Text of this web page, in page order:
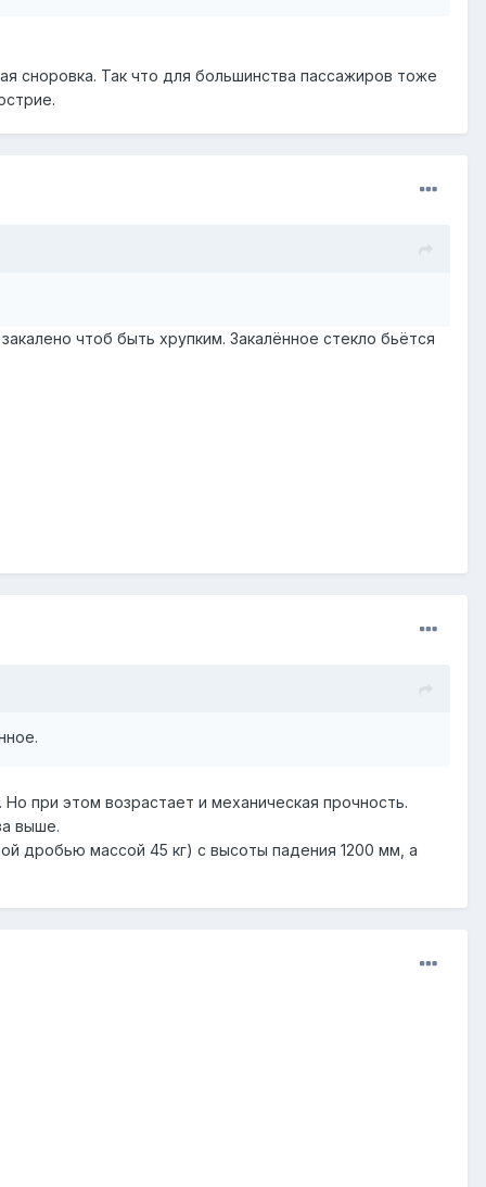
сноровка. Так что для большинства пассажиров тоже
чтоб быть хрупким. Закалённое стекло бьётся
при этом возрастает и механическая прочность.
выше.
дробью массой 45 кг) с высоты падения 1200 мм, а